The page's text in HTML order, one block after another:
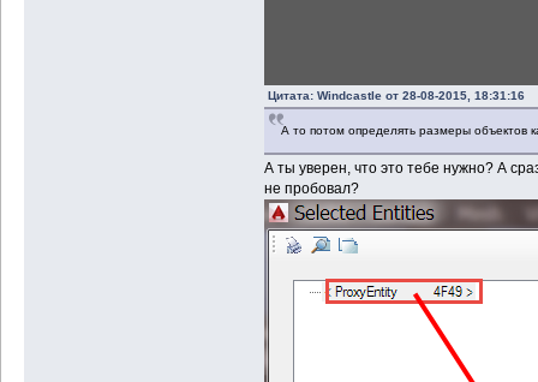
Цитата: Windcastle от 28-08-2015, 18:31:16
А то потом определять размеры объектов
А ты уверен, что это тебе нужно? А
не пробовал?